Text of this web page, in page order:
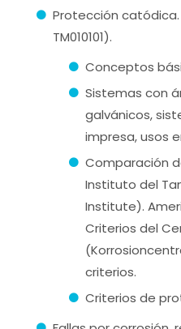
Protección catódica.
TM010101).
Conceptos
Sistemas con
galvánicos,
impresa, usos
Comparación
Instituto del
Institute).
Criterios del
criterios.
Criterios de